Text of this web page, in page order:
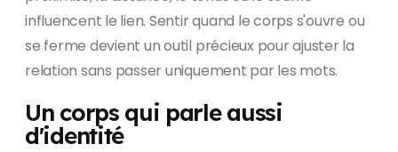
influencent le lien. Sentir quand le corps s'ouvre ou
se ferme devient un outil précieux pour ajuster la
relation sans passer uniquement par les mots.
Un corps qui parle aussi
d'identité